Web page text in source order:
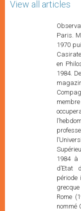
View all articles
Observateur permanent du Saint-Siège à l'UNESCO, à Paris. Mgr Francesco Follo est ordonné prêtre le 28 juin 1970 puis nommé vicaire de San Marco Evangelista à Casirate d’Adda de 1970 à 1976. Il obtient un doctorat en Philosophie à l’Université pontificale grégorienne en 1984. De 1976 à 1984, il travaille comme journaliste au magazine Letture du Centre San Fedele de la Compagnie de Jésus (jésuites) à Milan. Il devient membre de l’Ordre des journalistes en 1978. En 1982, il occupera le poste de directeur-adjoint de l’hebdomadaire La Vita Cattolica. De 1978 à 1983, il est professeur d’Anthropologie culturelle et de Philosophie à l’Université catholique du Sacré Cœur et à l’Institut Supérieur des Assistant Educateurs à Milan. Entre 1984 à 2002, il travaille au sein de la Secrétairerie d’Etat du Saint-Siège, au Vatican. Pendant cette période il sera professeur d’Histoire de la Philosophie grecque à l’Université pontificale Regina Apostolorum à Rome (1988-1989). En 2002, Mgr Francesco Follo est nommé Observateur permanent du Saint Siège auprès de l’UNESCO et de l’Union Latine et Délégué auprès de l’ICOMOS (Conseil international des Monuments et des Sites). Depuis 2004, Mgr Francesco Follo est également membre du Comité scientifique du magazine Oasis (magazine spécialisé dans le dialogue interculturel et interreligieux). Mgr Francesco Follo est Prélat d’Honneur de Sa Sainteté depuis le 27 mai 2000. Observateur